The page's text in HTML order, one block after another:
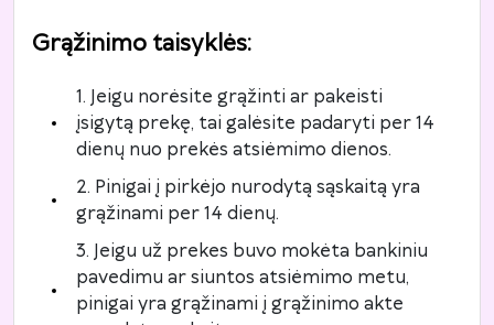
Grąžinimo taisyklės:
1. Jeigu norėsite grąžinti ar pakeisti
įsigytą prekę, tai galėsite padaryti per 14
dienų nuo prekės atsiėmimo dienos.
2. Pinigai į pirkėjo nurodytą sąskaitą yra
grąžinami per 14 dienų.
3. Jeigu už prekes buvo mokėta bankiniu
pavedimu ar siuntos atsiėmimo metu,
pinigai yra grąžinami į grąžinimo akte